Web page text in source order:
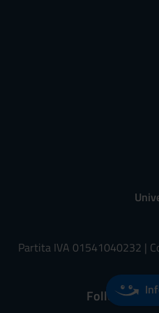
Partita IVA 01541040232 |
Follow us on: